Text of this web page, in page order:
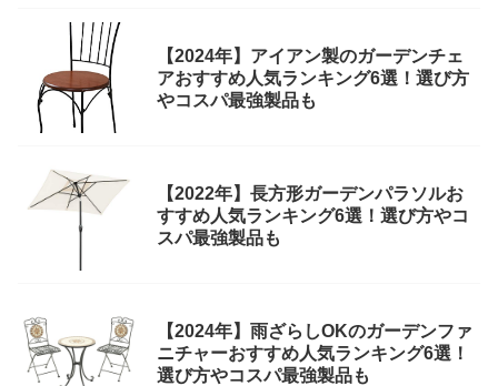
【2024年】アイアン製のガーデンチェ
アおすすめ人気ランキング6選！選び方
やコスパ最強製品も
【2022年】長方形ガーデンパラソルお
すすめ人気ランキング6選！選び方やコ
スパ最強製品も
【2024年】雨ざらしOKのガーデンファ
ニチャーおすすめ人気ランキング6選！
選び方やコスパ最強製品も